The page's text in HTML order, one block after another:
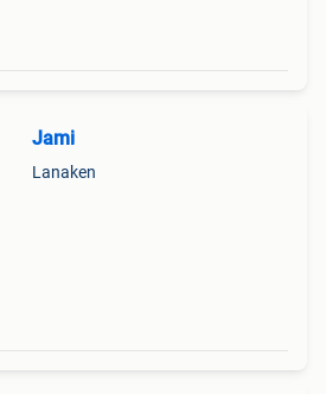
Jami
Lanaken